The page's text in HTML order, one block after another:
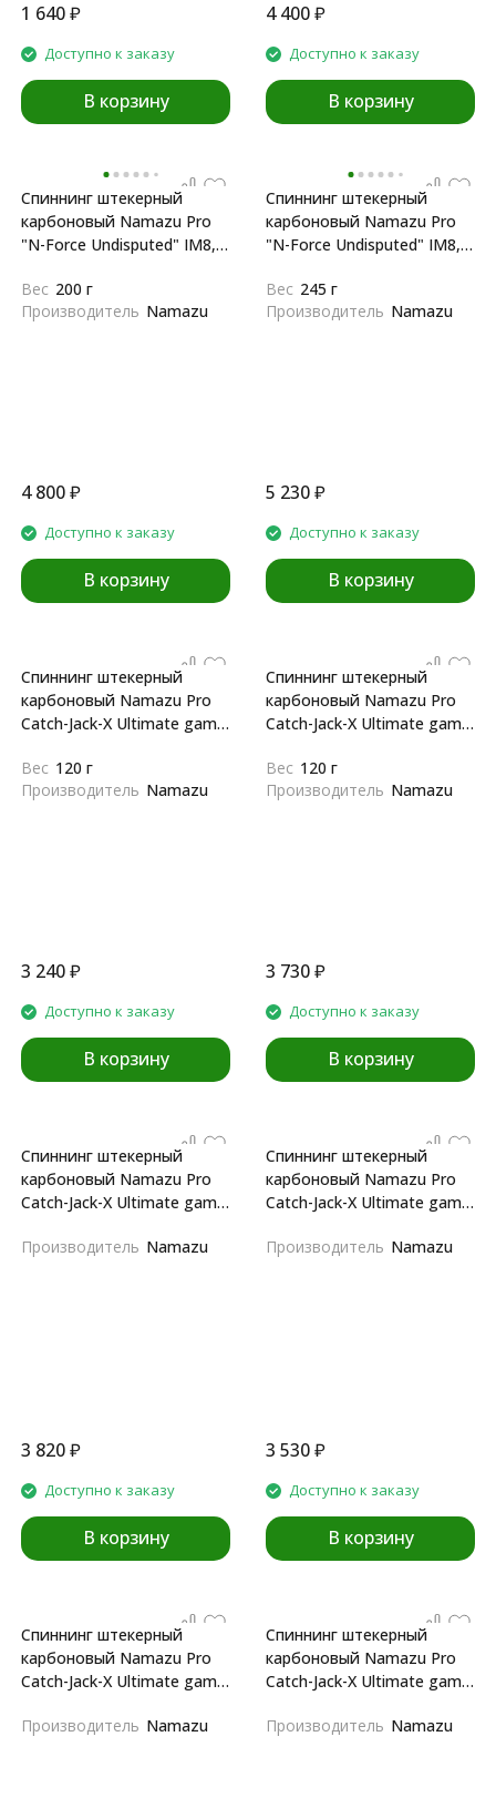
1 640₽
Доступно к заказу
В корзину
4 400₽
Доступно к заказу
В корзину
Спиннинг штекерный
карбоновый Namazu Pro
"N-Force Undisputed" IM8,
Вес 200 г
Производитель Namazu
4 800₽
Доступно к заказу
В корзину
Спиннинг штекерный
карбоновый Namazu Pro
"N-Force Undisputed" IM8,
Вес 245 г
Производитель Namazu
5 230₽
Доступно к заказу
В корзину
Спиннинг штекерный
карбоновый Namazu Pro
Catch-Jack-X Ultimate game
Вес 120 г
Производитель Namazu
3 240₽
Доступно к заказу
В корзину
Спиннинг штекерный
карбоновый Namazu Pro
Catch-Jack-X Ultimate game
Вес 120 г
Производитель Namazu
3 730₽
Доступно к заказу
В корзину
Спиннинг штекерный
карбоновый Namazu Pro
Catch-Jack-X Ultimate game
Производитель Namazu
3 820₽
Доступно к заказу
В корзину
Спиннинг штекерный
карбоновый Namazu Pro
Catch-Jack-X Ultimate game
Производитель Namazu
3 530₽
Доступно к заказу
В корзину
Спиннинг штекерный
карбоновый Namazu Pro
Catch-Jack-X Ultimate game
Производитель Namazu
Спиннинг штекерный
карбоновый Namazu Pro
Catch-Jack-X Ultimate game
Производитель Namazu